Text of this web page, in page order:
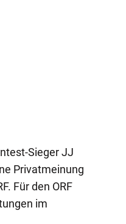
Sieger JJ
Privatmeinung
Für den ORF
im